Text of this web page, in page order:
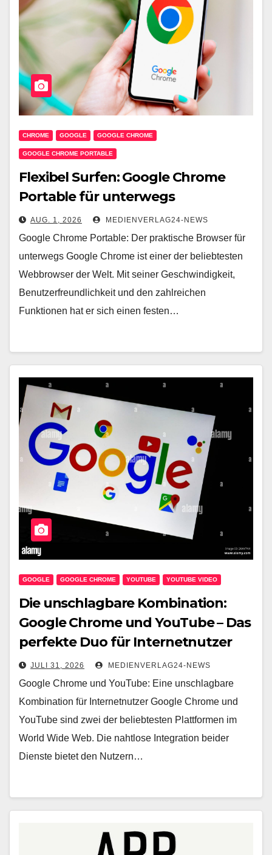
CHROME GOOGLE GOOGLE CHROME
GOOGLE CHROME PORTABLE
Flexibel Surfen: Google Chrome
Portable für unterwegs
AUG. 1, 2026 MEDIENVERLAG24-NEWS
Google Chrome Portable: Der praktische Browser für
unterwegs Google Chrome ist einer der beliebtesten
Webbrowser der Welt. Mit seiner Geschwindigkeit,
Benutzerfreundlichkeit und den zahlreichen
Funktionen hat er sich einen festen…
GOOGLE GOOGLE CHROME YOUTUBE YOUTUBE VIDEO
Die unschlagbare Kombination:
Google Chrome und YouTube – Das
perfekte Duo für Internetnutzer
JULI 31, 2026 MEDIENVERLAG24-NEWS
Google Chrome und YouTube: Eine unschlagbare
Kombination für Internetnutzer Google Chrome und
YouTube sind zwei der beliebtesten Plattformen im
World Wide Web. Die nahtlose Integration beider
Dienste bietet den Nutzern…